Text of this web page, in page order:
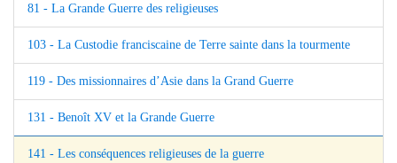
81 - La Grande Guerre des religieuses
103 - La Custodie franciscaine de Terre sainte dans la tourmente
119 - Des missionnaires d’Asie dans la Grand Guerre
131 - Benoît XV et la Grande Guerre
141 - Les conséquences religieuses de la guerre